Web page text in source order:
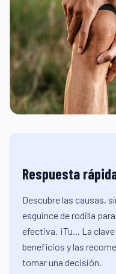
Respuesta
Descubre las causas,
esguince de rodilla
efectiva. ¡Tu... La
beneficios y las
tomar una decisión.